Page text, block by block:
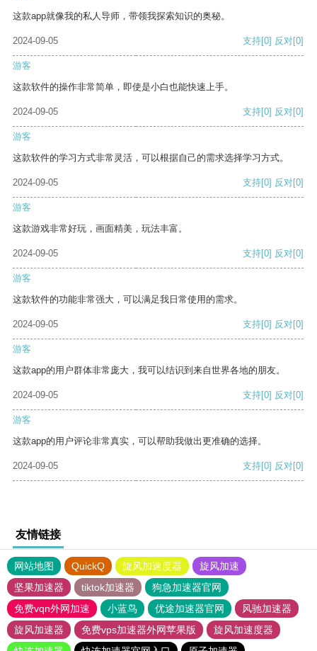
这款app就像我的私人导师，带领我探索知识的奥秘。
2024-09-05 支持[0] 反对[0]
游客
这款软件的操作非常简单，即使是小白也能快速上手。
2024-09-05 支持[0] 反对[0]
游客
这款软件的学习方式非常灵活，可以根据自己的需求选择学习方式。
2024-09-05 支持[0] 反对[0]
游客
这款游戏非常好玩，画面精美，玩法丰富。
2024-09-05 支持[0] 反对[0]
游客
这款软件的功能非常强大，可以满足我日常使用的需求。
2024-09-05 支持[0] 反对[0]
游客
这款app的用户群体非常庞大，我可以结识到来自世界各地的朋友。
2024-09-05 支持[0] 反对[0]
游客
这款app的用户评论非常真实，可以帮助我做出更准确的选择。
2024-09-05 支持[0] 反对[0]
友情链接
网站地图 QuickQ 旋风加速度器
旋风加速
坚果加速器
tiktok加速器
狗急加速器官网
免费vqn外网加速
小蓝鸟 优途加速器官网
风驰加速器
旋风加速器
免费vps加速器外网苹果版
旋风加速度器